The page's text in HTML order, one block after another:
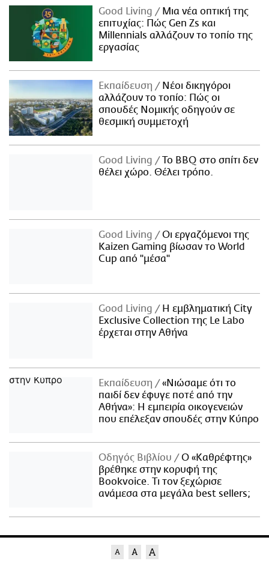
Good Living
Μια νέα οπτική της
επιτυχίας: Πώς Gen Zs και
Millennials αλλάζουν το τοπίο της
εργασίας
Εκπαίδευση
Νέοι δικηγόροι
αλλάζουν το τοπίο: Πώς οι
σπουδές Νομικής οδηγούν σε
θεσμική συμμετοχή
Good Living
Το BBQ στο σπίτι δεν
θέλει χώρο. Θέλει τρόπο.
Good Living
Οι εργαζόμενοι της
Kaizen Gaming βίωσαν το World
Cup από "μέσα"
Good Living
Η εμβληματική City
Exclusive Collection της Le Labo
έρχεται στην Αθήνα
Εκπαίδευση
«Νιώσαμε ότι το
παιδί δεν έφυγε ποτέ από την
Αθήνα»: Η εμπειρία οικογενειών
που επέλεξαν σπουδές στην Κύπρο
Οδηγός Βιβλίου
Ο «Καθρέφτης»
βρέθηκε στην κορυφή της
Bookvoice. Τι τον ξεχώρισε
ανάμεσα στα μεγάλα best sellers;